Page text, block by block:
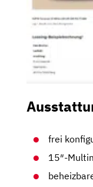
frei
15″-